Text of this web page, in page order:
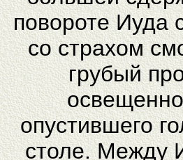
повороте Иуда
со страхом
грубый
опустившего
столе. Между